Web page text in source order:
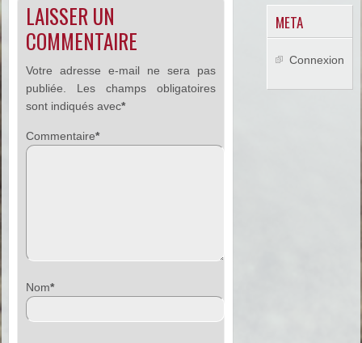
LAISSER UN
COMMENTAIRE
Votre adresse e-mail ne sera pas
publiée.
Les champs obligatoires
sont indiqués avec*
Commentaire*
Nom*
META
Connexion